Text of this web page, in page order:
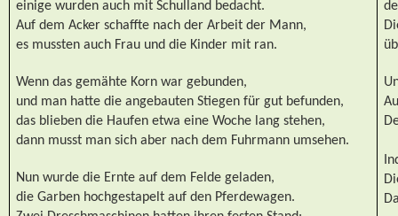
einige wurden auch mit Schulland bedacht.
Auf dem Acker schaffte nach der Arbeit der Mann,
es mussten auch Frau und die Kinder mit ran.
Wenn das gemähte Korn war gebunden,
und man hatte die angebauten Stiegen für gut befunden,
das blieben die Haufen etwa eine Woche lang stehen,
dann musst man sich aber nach dem Fuhrmann umsehen.
Nun wurde die Ernte auf dem Felde geladen,
die Garben hochgestapelt auf den Pferdewagen.